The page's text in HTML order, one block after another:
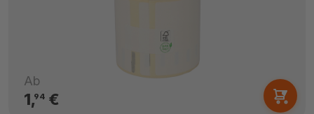
Ab
1,94€